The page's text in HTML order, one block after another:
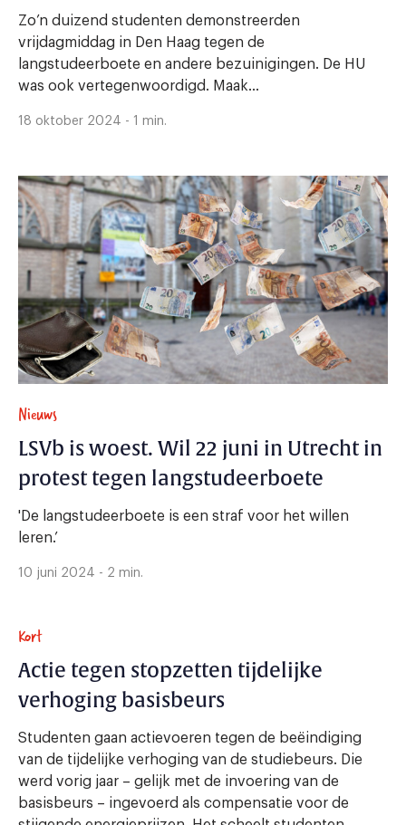
Zo’n duizend studenten demonstreerden
vrijdagmiddag in Den Haag tegen de
langstudeerboete en andere bezuinigingen. De HU
was ook vertegenwoordigd. Maak...
18 oktober 2024 - 1 min.
Nieuws
LSVb is woest. Wil 22 juni in Utrecht in
protest tegen langstudeerboete
'De langstudeerboete is een straf voor het willen
leren.’
10 juni 2024 - 2 min.
Kort
Actie tegen stopzetten tijdelijke
verhoging basisbeurs
Studenten gaan actievoeren tegen de beëindiging
van de tijdelijke verhoging van de studiebeurs. Die
werd vorig jaar – gelijk met de invoering van de
basisbeurs – ingevoerd als compensatie voor de